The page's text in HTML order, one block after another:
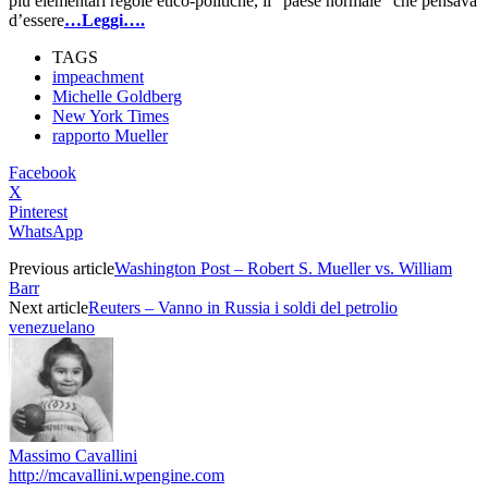
d’essere…Leggi….
TAGS
impeachment
Michelle Goldberg
New York Times
rapporto Mueller
Facebook
X
Pinterest
WhatsApp
Previous articleWashington Post – Robert S. Mueller vs. William
Barr
Next articleReuters – Vanno in Russia i soldi del petrolio
venezuelano
Massimo Cavallini
http://mcavallini.wpengine.com